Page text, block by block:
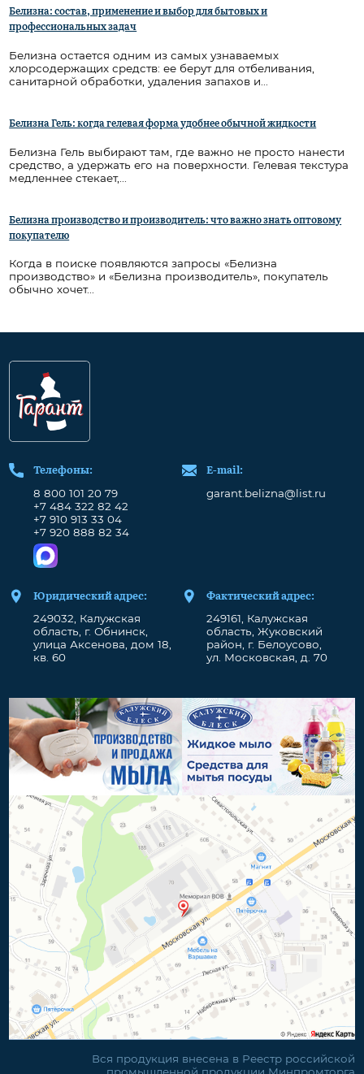
Белизна: состав, применение и выбор для бытовых и
профессиональных задач
Белизна остается одним из самых узнаваемых
хлорсодержащих средств: ее берут для отбеливания,
санитарной обработки, удаления запахов и...
Белизна Гель: когда гелевая форма удобнее обычной жидкости
Белизна Гель выбирают там, где важно не просто нанести
средство, а удержать его на поверхности. Гелевая текстура
медленнее стекает,...
Белизна производство и производитель: что важно знать оптовому
покупателю
Когда в поиске появляются запросы «Белизна
производство» и «Белизна производитель», покупатель
обычно хочет...
Телефоны:
8 800 101 20 79
+7 484 322 82 42
+7 910 913 33 04
+7 920 888 82 34
Е-mail:
garant.belizna@list.ru
Юридический адрес:
249032, Калужская
область, г. Обнинск,
улица Аксенова, дом 18,
кв. 60
Фактический адрес:
249161, Калужская
область, Жуковский
район, г. Белоусово,
ул. Московская, д. 70
Вся продукция внесена в Реестр российской